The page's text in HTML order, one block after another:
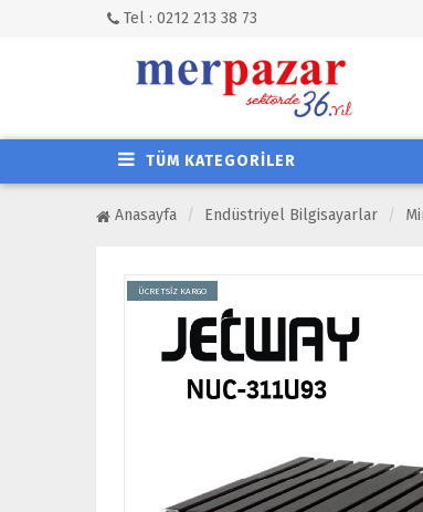
Tel : 0212 213 38 73
TÜM KATEGORİLER
Anasayfa Endüstriyel Bilgisayarlar
ÜCRETSİZ KARGO